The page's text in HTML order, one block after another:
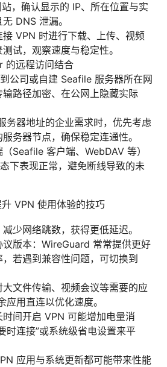
，确认显示的 IP、所在位置与实
DNS 泄漏。
VPN 时进行下载、上传、视频
试，观察速度与稳定性。
的远程访问结合
公司或自建 Seafile 服务器所在网
路径加密、在公网上隐藏实际
务器地址的企业需求时，优先考虑
务器节点，确保稳定连通性。
Seafile 客户端、WebDAV 等）
下表现正常，避免断线导致的未
VPN 使用体验的技巧
少网络跳数，获得更低延迟。
版本：WireGuard 常常提供更好
若遇到兼容性问题，可切换到
文件传输、视频会议等需要的应
应用直连以优化速度。
间开启 VPN 可能增加电量消
时连接”或系统级省电设置来平
应用与系统更新都可能带来性能